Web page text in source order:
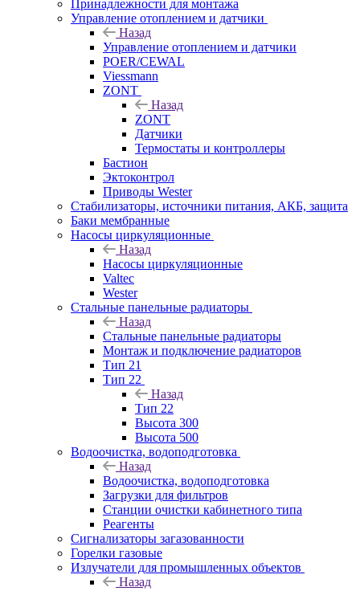
Принадлежности для монтажа
Управление отоплением и датчики
Назад
Управление отоплением и датчики
POER/CEWAL
Viessmann
ZONT
Назад
ZONT
Датчики
Термостаты и контроллеры
Бастион
Эктоконтрол
Приводы Wester
Стабилизаторы, источники питания, АКБ, защита
Баки мембранные
Насосы циркуляционные
Назад
Насосы циркуляционные
Valtec
Wester
Стальные панельные радиаторы
Назад
Стальные панельные радиаторы
Монтаж и подключение радиаторов
Тип 21
Тип 22
Назад
Тип 22
Высота 300
Высота 500
Водоочистка, водоподготовка
Назад
Водоочистка, водоподготовка
Загрузки для фильтров
Станции очистки кабинетного типа
Реагенты
Сигнализаторы загазованности
Горелки газовые
Излучатели для промышленных объектов
Назад